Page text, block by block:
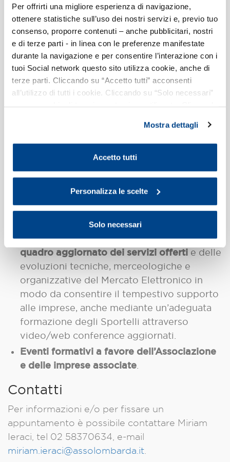
Per offrirti una migliore esperienza di navigazione,
ottenere statistiche sull’uso dei nostri servizi e, previo tuo
consenso, proporre contenuti – anche pubblicitari, nostri
e di terze parti - in linea con le preferenze manifestate
durante la navigazione e per consentire l’interazione con i
tuoi Social network questo sito utilizza cookie, anche di
terze parti. Cliccando su “Accetto tutti” acconsenti
all’utilizzo di tutti i cookie. Cliccando su “Solo necessari”
propria volontà in relazione a ciascuna categoria di
cookie del sito. Per ulteriori informazioni consulta la
Mostra dettagli
Accetto tutti
Personalizza le scelte
Solo necessari
Visualizzazione esame delle offerte
I benefici le per aziende associate sono:
Tempi di risposta brevi e certi per le istanze
delle aziende: l MEPA mette a disposizione
una struttura di supporto raggiungibile
mediante un apposito indirizzo di posta
elettronica ed un numero di telefono
iter di abilitazione, collaborando con i nostri
referenti per risolvere tempestivamente
eventuali problematiche
Contatto continuo con i funzionari
dell’Associazione per garantire sempre un
quadro aggiornato dei servizi offerti e delle
evoluzioni tecniche, merceologiche e
organizzative del Mercato Elettronico in
modo da consentire il tempestivo supporto
alle imprese, anche mediante un’adeguata
formazione degli Sportelli attraverso
video/web conference aggiornati.
Eventi formativi a favore dell’Associazione
e delle imprese associate
Contatti
Per informazioni e/o per fissare un
appuntamento è possibile contattare Miriam
Ieraci, tel 02 58370634, e-mail
miriam.ieraci@assolombarda.it